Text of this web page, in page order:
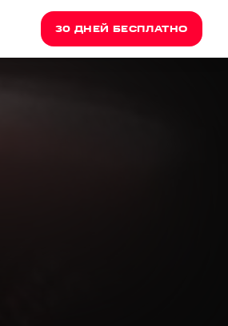
30 ДНЕЙ БЕСПЛАТНО